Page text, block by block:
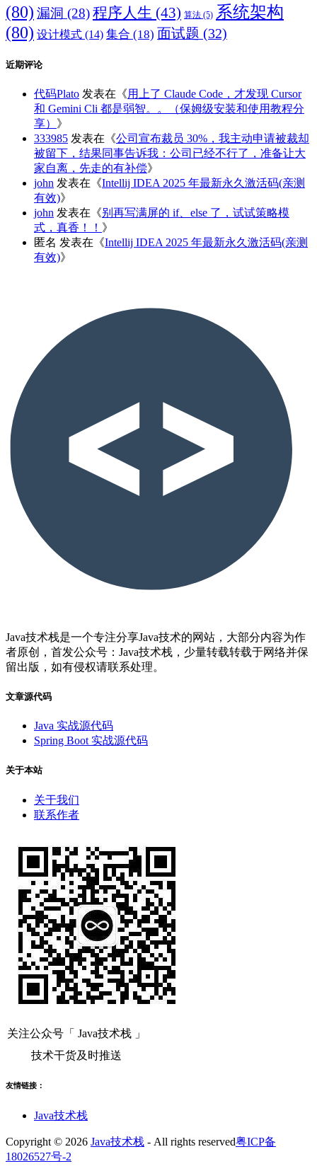
(80) 漏洞 (28)程序人生 (43) 算法 (5) 系统架构
(80) 设计模式 (14) 集合 (18) 面试题 (32)
近期评论
代码Plato 发表在《用上了 Claude Code，才发现 Cursor
和 Gemini Cli 都是弱智。。（保姆级安装和使用教程分
享） 》
333985 发表在《公司宣布裁员 30%，我主动申请被裁却
被留下，结果同事告诉我：公司已经不行了，准备让大
家自离，先走的有补偿》
john 发表在《Intellij IDEA 2025 年最新永久激活码(亲测
有效)》
john 发表在《别再写满屏的 if、else 了，试试策略模
式，真香！！ 》
匿名 发表在《Intellij IDEA 2025 年最新永久激活码(亲测
有效)》
Java技术栈是一个专注分享Java技术的网站，大部分内容为作
者原创，首发公众号：Java技术栈，少量转载转载于网络并保
留出版，如有侵权请联系处理。
文章源代码
Java 实战源代码
Spring Boot 实战源代码
关于本站
关于我们
联系作者
关注公众号「 Java技术栈 」
技术干货及时推送
友情链接：
Java技术栈
Copyright © 2026 Java技术栈 - All rights reserved粤ICP备
18026527号-2